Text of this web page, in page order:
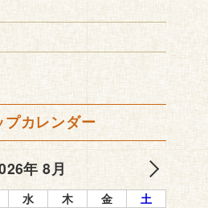
プカレンダー
年 8月
水 木 金 土